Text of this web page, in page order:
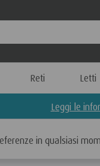
Reti Letti
Leggi le
in qualsiasi